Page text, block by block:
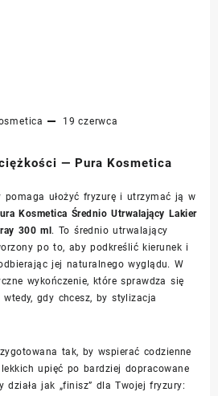
19 czerwca
— Pura Kosmetica
pomaga ułożyć fryzurę i utrzymać ją w
Kosmetica Średnio Utrwalający Lakier
300 ml. To średnio utrwalający
po to, aby podkreślić kierunek i
jej naturalnego wyglądu. W
wykończenie, które sprawdza się
gdy chcesz, by stylizacja
tak, by wspierać codzienne
upięć po bardziej dopracowane
działa jak „finisz” dla Twojej fryzury: